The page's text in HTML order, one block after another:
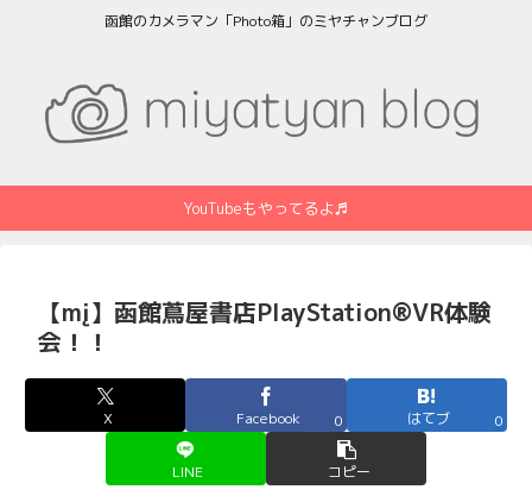
函館のカメラマン「Photo箱」のミヤチャンブログ
YouTubeもやってるよ♬
【mį】函館蔦屋書店PlayStation®VR体験
会！！
X Facebook 0 はてブ 0
LINE コピー